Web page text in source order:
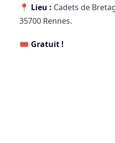
📍 Lieu : Cadets de
35700 Rennes.
🎟️ Gratuit !